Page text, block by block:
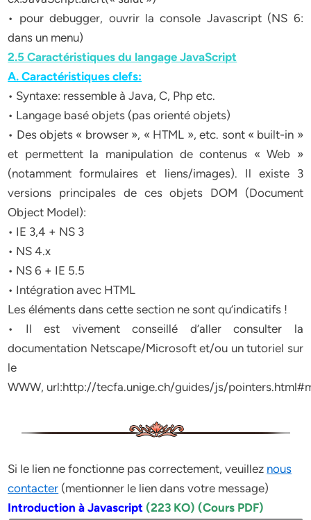
• pour debugger, ouvrir la console Javascript (NS 6:
dans un menu)
2.5 Caractéristiques du langage JavaScript
A. Caractéristiques clefs:
• Syntaxe: ressemble à Java, C, Php etc.
• Langage basé objets (pas orienté objets)
• Des objets « browser », « HTML », etc. sont « built-in »
et permettent la manipulation de contenus « Web »
(notamment formulaires et liens/images). Il existe 3
versions principales de ces objets DOM (Document
Object Model):
• IE 3,4 + NS 3
• NS 4.x
• NS 6 + IE 5.5
• Intégration avec HTML
Les éléments dans cette section ne sont qu’indicatifs !
• Il est vivement conseillé d’aller consulter la
documentation Netscape/Microsoft et/ou un tutoriel sur
le
WWW, url:http://tecfa.unige.ch/guides/js/
Si le lien ne fonctionne pas correctement, veuillez nous
contacter (mentionner le lien dans votre message)
Introduction à Javascript(223 KO) (Cours PDF)